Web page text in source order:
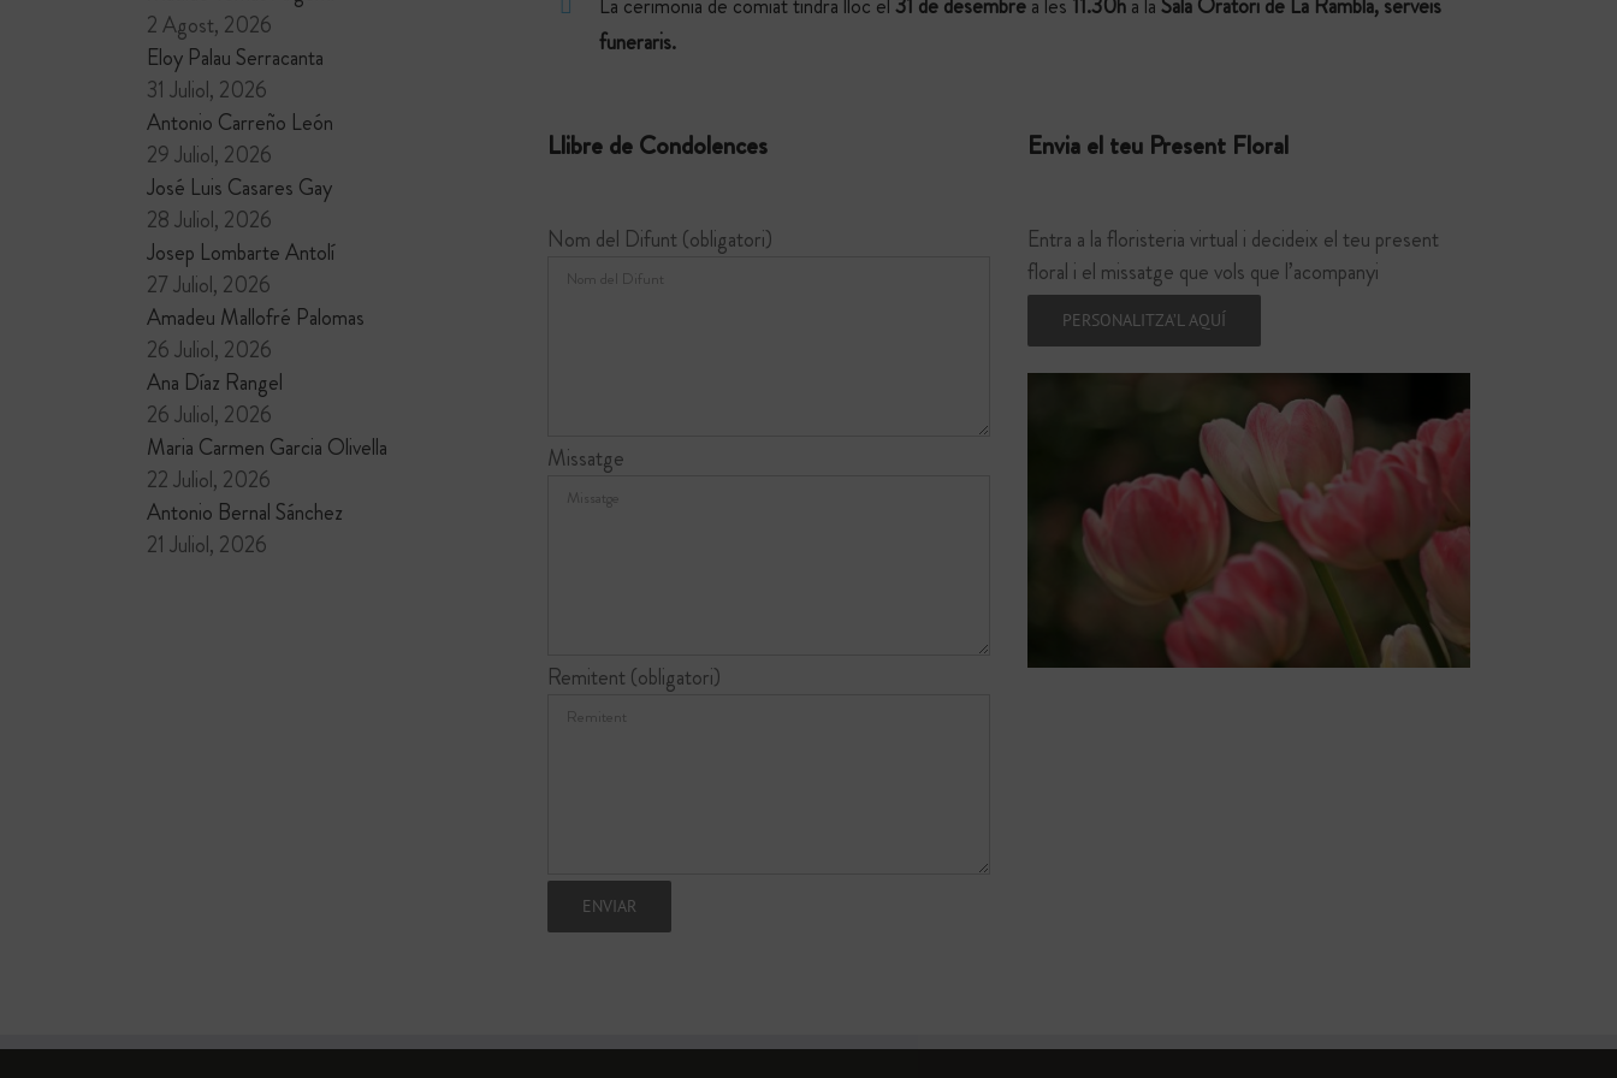
funeraris.
Llibre de Condolences
Nom del Difunt (obligatori)
Missatge
Remitent (obligatori)
Envia el teu Present Floral
Entra a la floristeria virtual i decideix el teu present
floral i el missatge que vols que l’acompanyi
PERSONALITZA’L AQUÍ
2 Agost, 2026
Eloy Palau Serracanta
31 Juliol, 2026
Antonio Carreño León
29 Juliol, 2026
José Luis Casares Gay
28 Juliol, 2026
Josep Lombarte Antolí
27 Juliol, 2026
Amadeu Mallofré Palomas
26 Juliol, 2026
Ana Díaz Rangel
26 Juliol, 2026
Maria Carmen Garcia Olivella
22 Juliol, 2026
Antonio Bernal Sánchez
21 Juliol, 2026